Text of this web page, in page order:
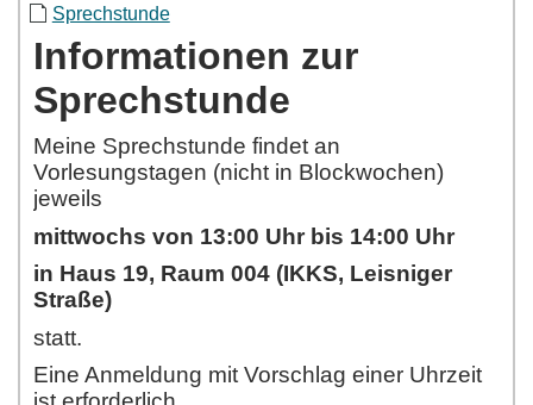
Sprechstunde